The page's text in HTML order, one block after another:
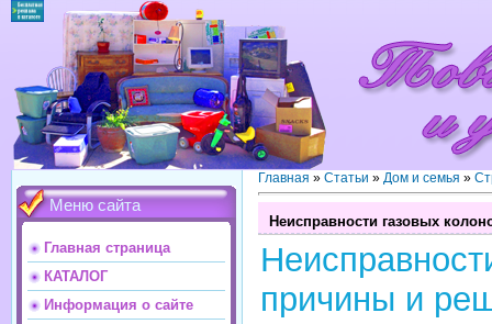
Меню сайта
Главная страница
КАТАЛОГ
Информация о сайте
Главная » Статьи » Дом и семья »
Неисправности газовых
причины и